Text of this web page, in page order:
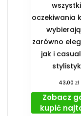
oczekiwania
zarówno
jak i
43,00 zł
Zobacz
kupić